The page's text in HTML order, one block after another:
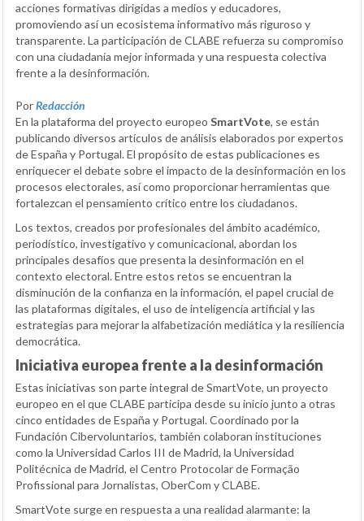
acciones formativas dirigidas a medios y educadores,
promoviendo así un ecosistema informativo más riguroso y
transparente. La participación de CLABE refuerza su compromiso
con una ciudadanía mejor informada y una respuesta colectiva
frente a la desinformación.
PorRedacción
En la plataforma del proyecto europeo SmartVote, se están
publicando diversos artículos de análisis elaborados por expertos
de España y Portugal. El propósito de estas publicaciones es
enriquecer el debate sobre el impacto de la desinformación en los
procesos electorales, así como proporcionar herramientas que
fortalezcan el pensamiento crítico entre los ciudadanos.
Los textos, creados por profesionales del ámbito académico,
periodístico, investigativo y comunicacional, abordan los
principales desafíos que presenta la desinformación en el
contexto electoral. Entre estos retos se encuentran la
disminución de la confianza en la información, el papel crucial de
las plataformas digitales, el uso de inteligencia artificial y las
estrategias para mejorar la alfabetización mediática y la resiliencia
democrática.
Iniciativa europea frente a la desinformación
Estas iniciativas son parte integral de SmartVote, un proyecto
europeo en el que CLABE participa desde su inicio junto a otras
cinco entidades de España y Portugal. Coordinado por la
Fundación Cibervoluntarios, también colaboran instituciones
como la Universidad Carlos III de Madrid, la Universidad
Politécnica de Madrid, el Centro Protocolar de Formação
Profissional para Jornalistas, OberCom y CLABE.
SmartVote surge en respuesta a una realidad alarmante: la